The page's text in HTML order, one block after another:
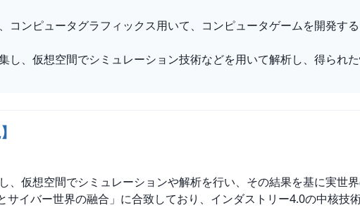
コンピュータグラフィックス用いて、コンピュータゲームを開発す
し、仮想空間でシミュレーション技術などを用いて解析し、得られ
、仮想空間でシミュレーションや解析を行い、その結果を基に実世
イバー世界の融合」に合致しており、インダストリー4.0の中核技